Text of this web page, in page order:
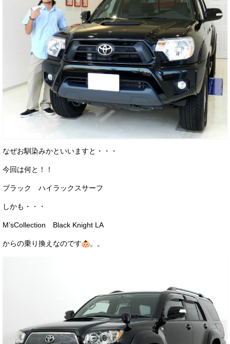
なぜお馴染みかといいますと・・・
今回は何と！！
ブラック ハイラックスサーフ
しかも・・・
M’sCollection Black Knight LA
からの乗り換えなのです 。。